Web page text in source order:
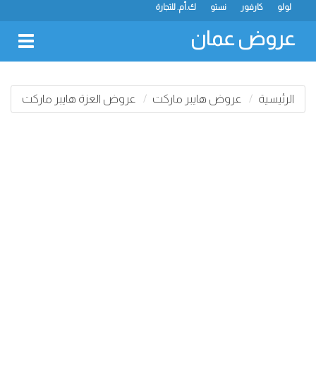
ك.أم. للتجارة نستو كارفور لولو
عروض عمان
الرئيسية عروض هايبر ماركت عروض العزة هايبر ماركت